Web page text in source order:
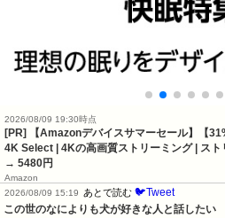
2026/08/09 19:30時点
[PR] 【Amazonデバイスサマーセール】【
4K Select | 4Kの高画質ストリーミング | ス
→ 5480円
Amazon
2026/08/09 15:19
あとで読む 🐦Tweet
この世のなによりも犬が好きな人と話したい